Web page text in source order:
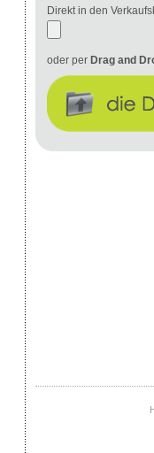
Direkt in den
oder per Drag and